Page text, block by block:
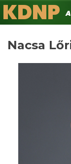
Ugrás
a
Keresés
KDNP
A
Nacsa